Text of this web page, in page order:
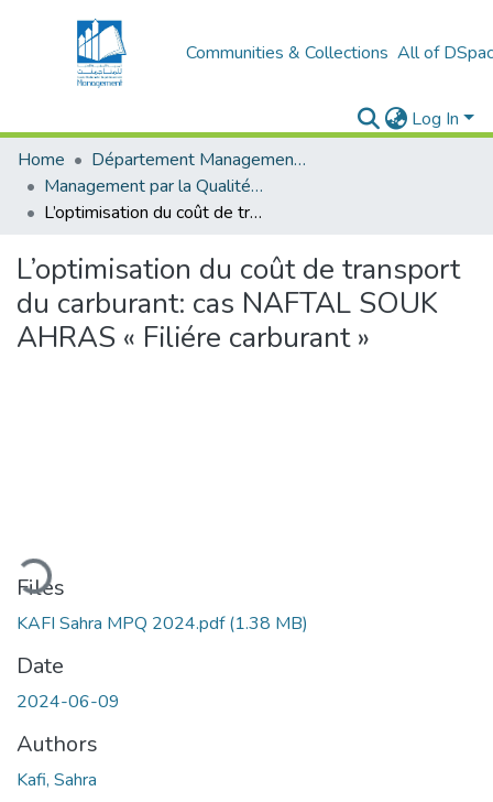
Communities & Collections All of
Log In
Home
Département Management Des Organisations
Management par la Qualité (MPQ)
L’optimisation du coût de transport du carburant: cas NAFTAL SOUK AHRAS « Filiére carburant »
L’optimisation du coût de transport
du carburant: cas NAFTAL SOUK
AHRAS « Filiére carburant »
Files
KAFI Sahra MPQ 2024.pdf(1.38 MB)
Date
2024-06-09
Authors
Kafi, Sahra